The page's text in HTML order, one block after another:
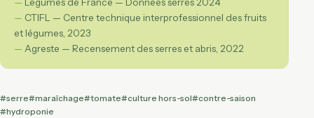
Légumes de France — Données serres 2024
CTIFL — Centre technique interprofessionnel des fruits
et légumes, 2023
Agreste — Recensement des serres et abris, 2022
#serre#maraîchage#tomate#culture hors-sol#contre-saison
#hydroponie